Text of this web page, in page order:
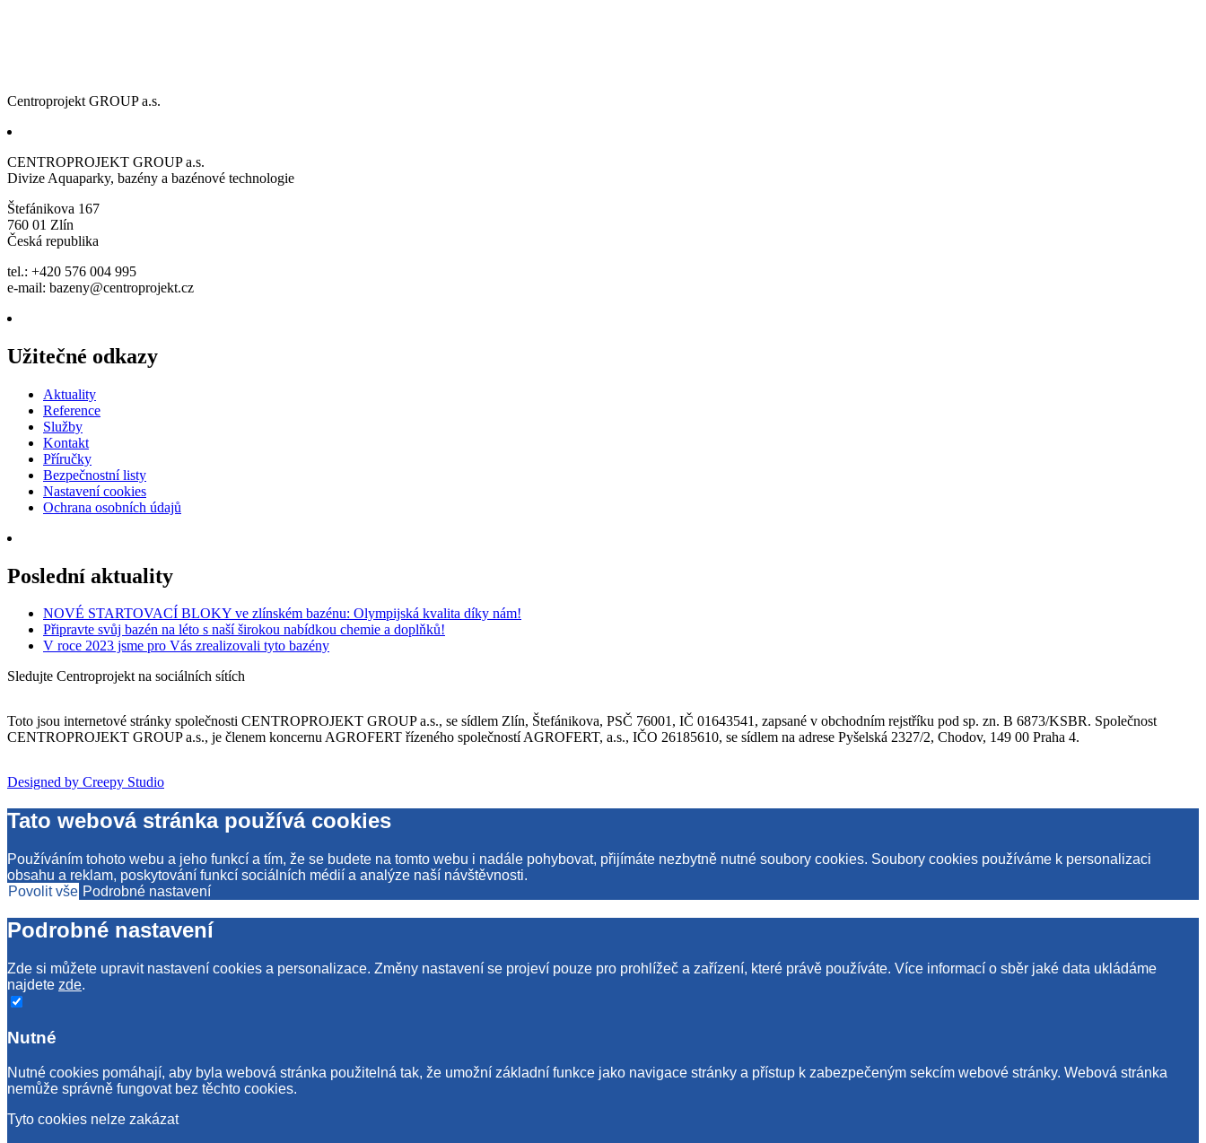
Centroprojekt GROUP a.s.
CENTROPROJEKT GROUP a.s.
Divize Aquaparky, bazény a bazénové technologie
Štefánikova 167
760 01 Zlín
Česká republika
tel.: +420 576 004 995
e-mail: bazeny@centroprojekt.cz
Užitečné odkazy
Aktuality
Reference
Služby
Kontakt
Příručky
Bezpečnostní listy
Nastavení cookies
Ochrana osobních údajů
Poslední aktuality
NOVÉ STARTOVACÍ BLOKY ve zlínském bazénu: Olympijská kvalita díky nám!
Připravte svůj bazén na léto s naší širokou nabídkou chemie a doplňků!
V roce 2023 jsme pro Vás zrealizovali tyto bazény
Sledujte Centroprojekt na sociálních sítích
Toto jsou internetové stránky společnosti CENTROPROJEKT GROUP a.s., se sídlem Zlín, Štefánikova, PSČ 76001, IČ 01643541, zapsané v obchodním rejstříku pod sp. zn. B 6873/KSBR. Společnost
CENTROPROJEKT GROUP a.s., je členem koncernu AGROFERT řízeného společností AGROFERT, a.s., IČO 26185610, se sídlem na adrese Pyšelská 2327/2, Chodov, 149 00 Praha 4.
Designed by Creepy Studio
Tato webová stránka používá cookies
Používáním tohoto webu a jeho funkcí a tím, že se budete na tomto webu i nadále pohybovat, přijímáte nezbytně nutné soubory cookies. Soubory cookies používáme k personalizaci
obsahu a reklam, poskytování funkcí sociálních médií a analýze naší návštěvnosti.
Povolit vše Podrobné nastavení
Podrobné nastavení
Zde si můžete upravit nastavení cookies a personalizace. Změny nastavení se projeví pouze pro prohlížeč a zařízení, které právě používáte. Více informací o sběr jaké data ukládáme
najdete zde.
Nutné
Nutné cookies pomáhají, aby byla webová stránka použitelná tak, že umožní základní funkce jako navigace stránky a přístup k zabezpečeným sekcím webové stránky. Webová stránka
nemůže správně fungovat bez těchto cookies.
Tyto cookies nelze zakázat